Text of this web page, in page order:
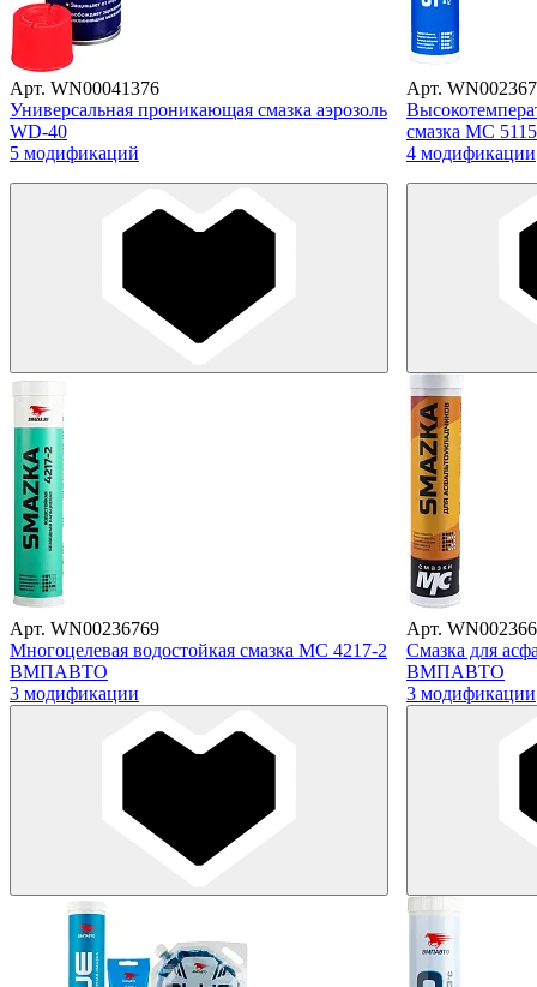
Арт. WN00041376
Универсальная проникающая смазка аэрозоль
WD-40
5 модификаций
Арт.
смазка МС
4 модификации
Арт. WN00236769
Многоцелевая водостойкая смазка МС 4217-2
ВМПАВТО
3 модификации
Арт.
Смазка для
ВМПАВТО
3 модификации